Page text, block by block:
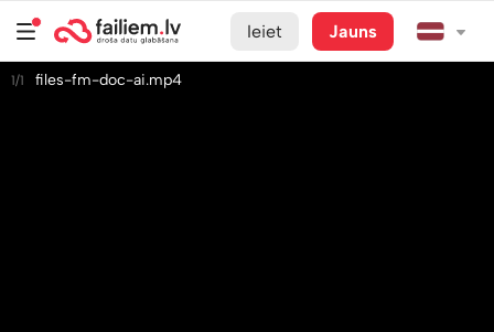
Ieiet Jauns
1/1 files-fm-doc-ai.mp4